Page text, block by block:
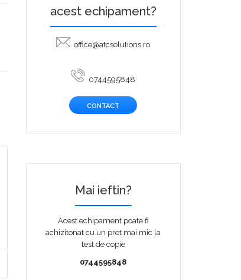
acest echipament?
office@atcsolutions.ro
0744595848
CONTACT
Mai ieftin?
Acest echipament poate fi
achizitonat cu un pret mai mic la
test de copie
0744595848